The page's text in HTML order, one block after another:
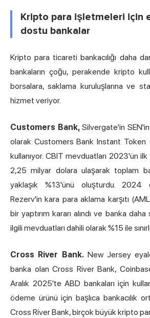
Kripto para işletmeleri için
dostu bankalar
Kripto para ticareti bankacılığı daha
bankaların çoğu, perakende kripto
borsalara, saklama kuruluşlarına ve
hizmet veriyor.
Customers Bank,Silvergate'in
olarak Customers Bank Instant Token
kullanıyor. CBIT mevduatları 2023'ün
2,25 milyar dolara ulaşarak toplam
yaklaşık %13'ünü oluşturdu. 2024
Rezerv'in kara para aklama karşıtı
bir yaptırım kararı alındı ve banka
ilgili mevduatları dahili olarak %15 ile
Cross River Bank.New Jersey
banka olan Cross River Bank,
Aralık 2025'te ABD bankaları için
ödeme ürünü için başlıca bankacılık
Cross River Bank, birçok büyük kripto